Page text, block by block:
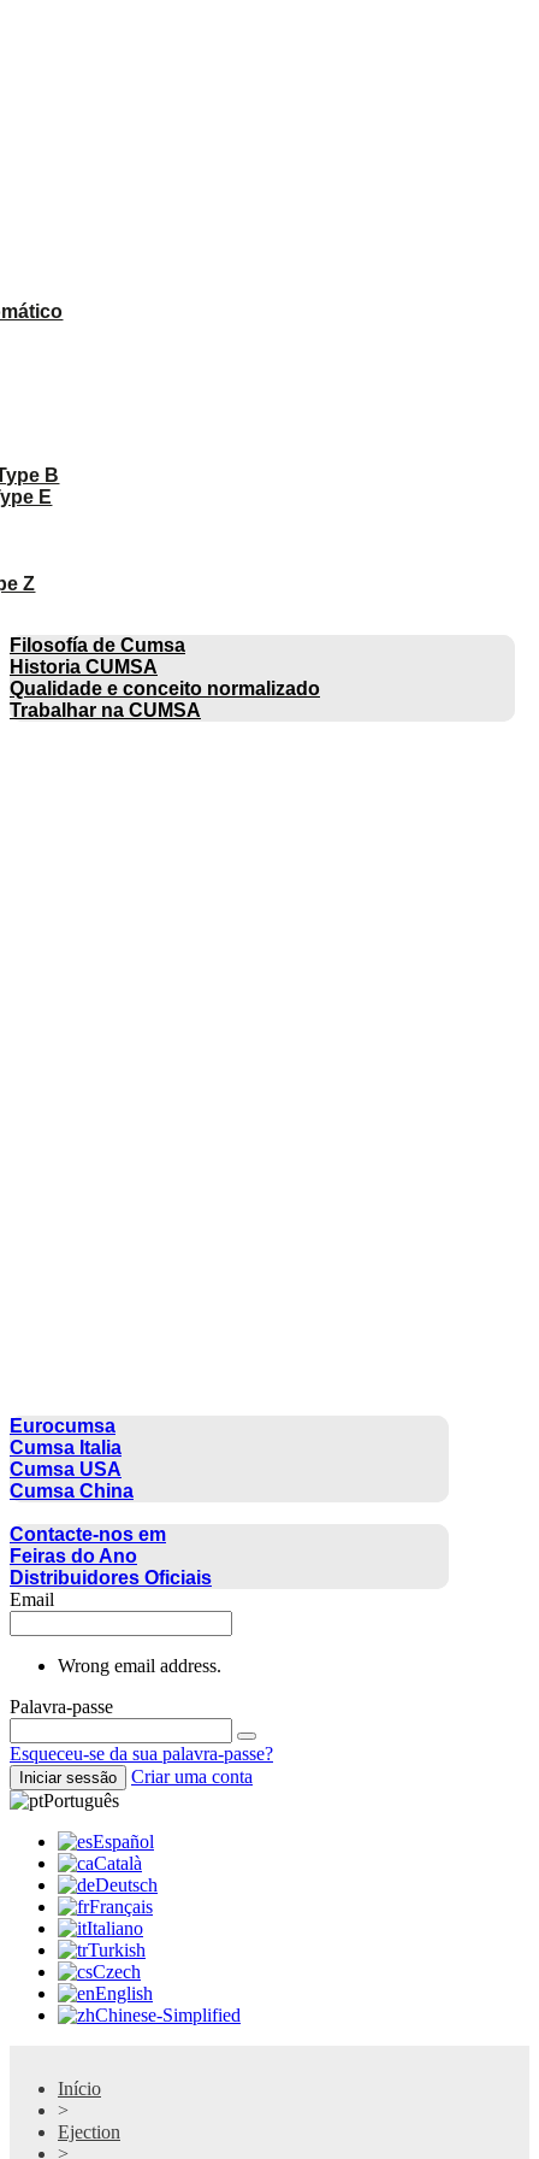
B
E
Z
Filosofía de Cumsa
Historia CUMSA
Qualidade e conceito normalizado
Trabalhar na CUMSA
Eurocumsa
Cumsa Italia
Cumsa USA
Cumsa China
Contacte-nos em
Feiras do Ano
Distribuidores Oficiais
Email
Wrong email address.
Palavra-passe
Esqueceu-se da sua palavra-passe?
Iniciar sessão
Criar uma conta
Português
Español
Català
Deutsch
Français
Italiano
Turkish
Czech
English
Chinese-Simplified
Início
>
Ejection
>